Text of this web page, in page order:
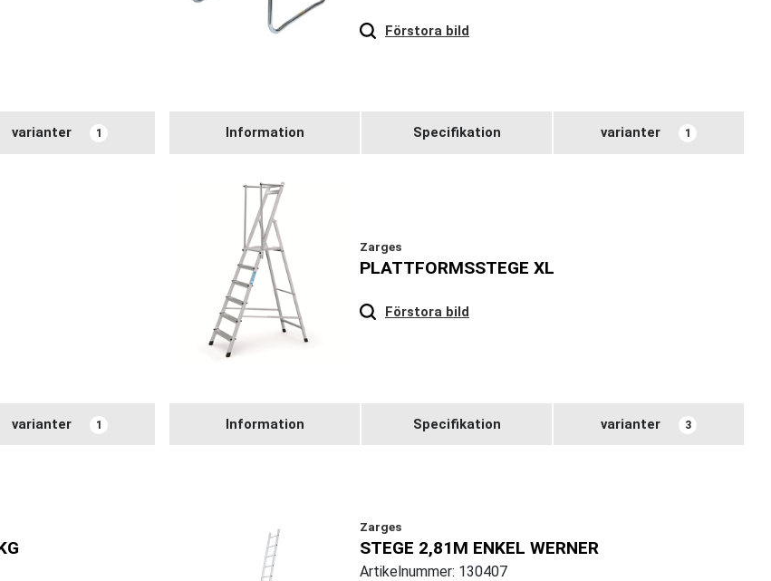
varianter 1
Förstora bild
Information Specifikation varianter 1
varianter 1
Zarges
PLATTFORMSSTEGE XL
Förstora bild
Information Specifikation varianter 3
Zarges
STEGE 2,81M ENKEL WERNER
Artikelnummer: 130407